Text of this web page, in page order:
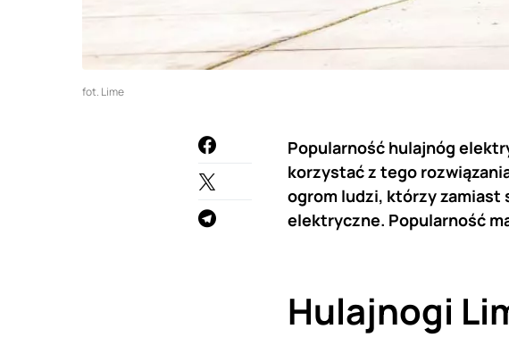
fot. Lime
Popularność hulajnóg
korzystać z tego
ogrom ludzi, którzy zamiast
elektryczne. Popularność
Hulajnogi